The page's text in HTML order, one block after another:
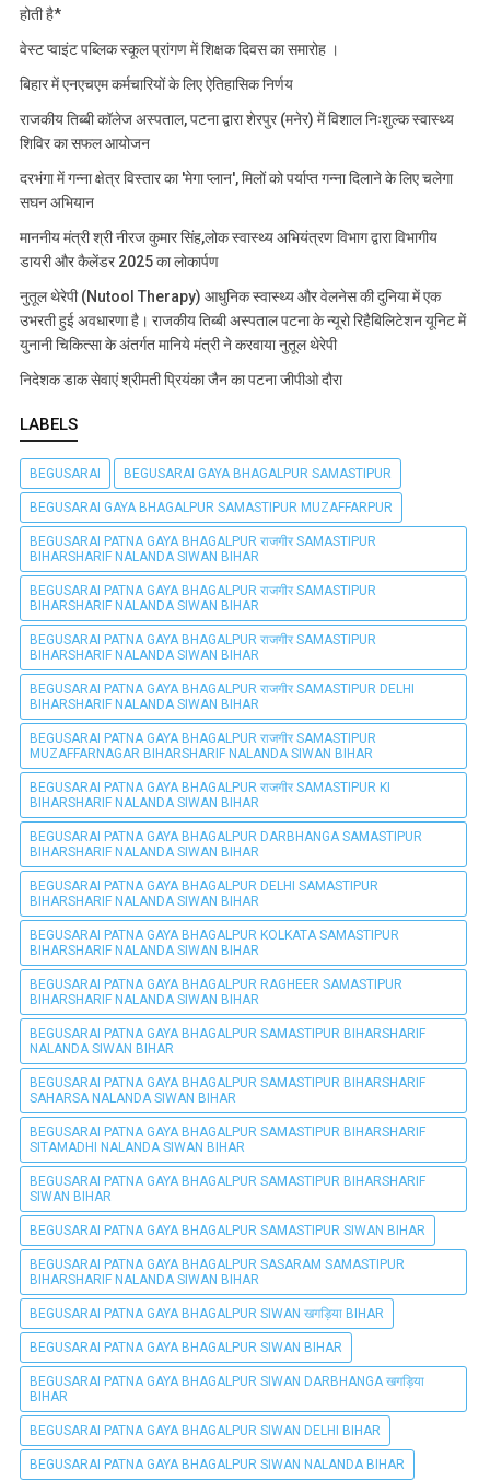
होती है*
वेस्ट प्वाइंट पब्लिक स्कूल प्रांगण में शिक्षक दिवस का समारोह ।
बिहार में एनएचएम कर्मचारियों के लिए ऐतिहासिक निर्णय
राजकीय तिब्बी कॉलेज अस्पताल, पटना द्वारा शेरपुर (मनेर) में विशाल निःशुल्क स्वास्थ्य
शिविर का सफल आयोजन
दरभंगा में गन्ना क्षेत्र विस्तार का 'मेगा प्लान', मिलों को पर्याप्त गन्ना दिलाने के लिए चलेगा
सघन अभियान
माननीय मंत्री श्री नीरज कुमार सिंह,लोक स्वास्थ्य अभियंत्रण विभाग द्वारा विभागीय
डायरी और कैलेंडर 2025 का लोकार्पण
नुतूल थेरेपी (Nutool Therapy) आधुनिक स्वास्थ्य और वेलनेस की दुनिया में एक
उभरती हुई अवधारणा है। राजकीय तिब्बी अस्पताल पटना के न्यूरो रिहैबिलिटेशन यूनिट में
युनानी चिकित्सा के अंतर्गत मानिये मंत्री ने करवाया नुतूल थेरेपी
निदेशक डाक सेवाएं श्रीमती प्रियंका जैन का पटना जीपीओ दौरा
LABELS
BEGUSARAI BEGUSARAI GAYA BHAGALPUR SAMASTIPUR
BEGUSARAI GAYA BHAGALPUR SAMASTIPUR MUZAFFARPUR
BEGUSARAI PATNA GAYA BHAGALPUR राजगीर SAMASTIPUR
BIHARSHARIF NALANDA SIWAN BIHAR
BEGUSARAI PATNA GAYA BHAGALPUR राजगीर SAMASTIPUR
BIHARSHARIF NALANDA SIWAN BIHAR
BEGUSARAI PATNA GAYA BHAGALPUR राजगीर SAMASTIPUR
BIHARSHARIF NALANDA SIWAN BIHAR
BEGUSARAI PATNA GAYA BHAGALPUR राजगीर SAMASTIPUR DELHI
BIHARSHARIF NALANDA SIWAN BIHAR
BEGUSARAI PATNA GAYA BHAGALPUR राजगीर SAMASTIPUR
MUZAFFARNAGAR BIHARSHARIF NALANDA SIWAN BIHAR
BEGUSARAI PATNA GAYA BHAGALPUR राजगीर SAMASTIPUR KI
BIHARSHARIF NALANDA SIWAN BIHAR
BEGUSARAI PATNA GAYA BHAGALPUR DARBHANGA SAMASTIPUR
BIHARSHARIF NALANDA SIWAN BIHAR
BEGUSARAI PATNA GAYA BHAGALPUR DELHI SAMASTIPUR
BIHARSHARIF NALANDA SIWAN BIHAR
BEGUSARAI PATNA GAYA BHAGALPUR KOLKATA SAMASTIPUR
BIHARSHARIF NALANDA SIWAN BIHAR
BEGUSARAI PATNA GAYA BHAGALPUR RAGHEER SAMASTIPUR
BIHARSHARIF NALANDA SIWAN BIHAR
BEGUSARAI PATNA GAYA BHAGALPUR SAMASTIPUR BIHARSHARIF
NALANDA SIWAN BIHAR
BEGUSARAI PATNA GAYA BHAGALPUR SAMASTIPUR BIHARSHARIF
SAHARSA NALANDA SIWAN BIHAR
BEGUSARAI PATNA GAYA BHAGALPUR SAMASTIPUR BIHARSHARIF
SITAMADHI NALANDA SIWAN BIHAR
BEGUSARAI PATNA GAYA BHAGALPUR SAMASTIPUR BIHARSHARIF
SIWAN BIHAR
BEGUSARAI PATNA GAYA BHAGALPUR SAMASTIPUR SIWAN BIHAR
BEGUSARAI PATNA GAYA BHAGALPUR SASARAM SAMASTIPUR
BIHARSHARIF NALANDA SIWAN BIHAR
BEGUSARAI PATNA GAYA BHAGALPUR SIWAN खगड़िया BIHAR
BEGUSARAI PATNA GAYA BHAGALPUR SIWAN BIHAR
BEGUSARAI PATNA GAYA BHAGALPUR SIWAN DARBHANGA खगड़िया
BIHAR
BEGUSARAI PATNA GAYA BHAGALPUR SIWAN DELHI BIHAR
BEGUSARAI PATNA GAYA BHAGALPUR SIWAN NALANDA BIHAR